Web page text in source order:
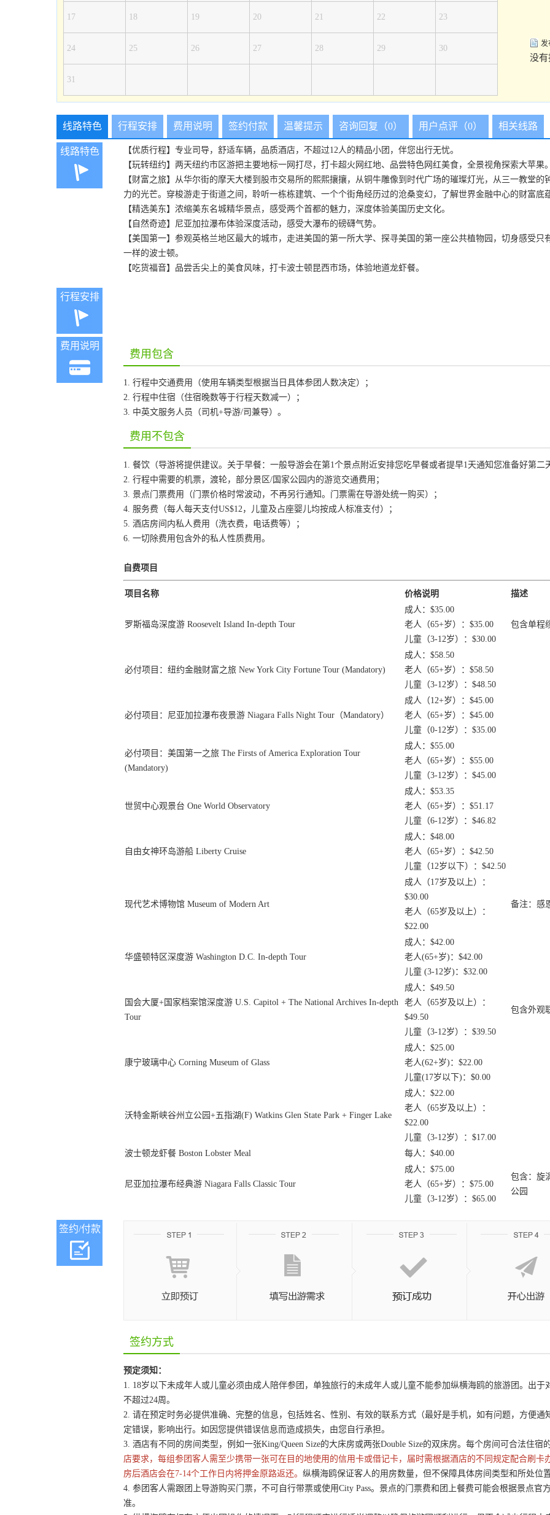
17 18 19 20 21 22 23
24 25 26 27 28 29 30
31
发
没有
线路特色 行程安排 费用说明 签约付款 温馨提示 咨询回复（0） 用户点评（0） 相关线路
线路特色
【优质行程】专业司导，舒适车辆，品质酒店，不超过12人的精品小团，伴您出行无忧。
【玩转纽约】两天纽约市区游把主要地标一网打尽，打卡超火网红地、品尝特色网红美食，全景视角探索大苹果。
【财富之旅】从华尔街的摩天大楼到股市交易所的熙熙攘攘，从铜牛雕像到时代广场的璀璨灯光，从三一教堂
力的光芒。穿梭游走于街道之间，聆听一栋栋建筑、一个个街角经历过的沧桑变幻，了解世界金融中心的财富底
【精选美东】浓缩美东名城精华景点，感受两个首都的魅力，深度体验美国历史文化。
【自然奇迹】尼亚加拉瀑布体验深度活动，感受大瀑布的磅礴气势。
【美国第一】参观英格兰地区最大的城市，走进美国的第一所大学、探寻美国的第一座公共植物园，切身感受
一样的波士顿。
【吃货福音】品尝舌尖上的美食风味，打卡波士顿昆西市场，体验地道龙虾餐。
行程安排
费用说明
费用包含
1. 行程中交通费用（使用车辆类型根据当日具体参团人数决定）；
2. 行程中住宿（住宿晚数等于行程天数减一）；
3. 中英文服务人员（司机+导游/司兼导）。
费用不包含
1. 餐饮（导游将提供建议。关于早餐：一般导游会在第1个景点附近安排您吃早餐或者提早1天通知您准备好第二
2. 行程中需要的机票，渡轮，部分景区/国家公园内的游览交通费用；
3. 景点门票费用（门票价格时常波动，不再另行通知。门票需在导游处统一购买）；
4. 服务费（每人每天支付US$12，儿童及占座婴儿均按成人标准支付）；
5. 酒店房间内私人费用（洗衣费，电话费等）；
6. 一切除费用包含外的私人性质费用。
自费项目
项目名称 价格说明 描述
罗斯福岛深度游 Roosevelt Island In-depth Tour
成人：$35.00
老人（65+岁）：$35.00
儿童（3-12岁）：$30.00
包含单程
必付项目：纽约金融财富之旅 New York City Fortune Tour (Mandatory)
成人：$58.50
老人（65+岁）：$58.50
儿童（3-12岁）：$48.50
必付项目：尼亚加拉瀑布夜景游 Niagara Falls Night Tour（Mandatory）
成人（12+岁）：$45.00
老人（65+岁）：$45.00
儿童（0-12岁）：$35.00
必付项目：美国第一之旅 The Firsts of America Exploration Tour
(Mandatory)
成人：$55.00
老人（65+岁）：$55.00
儿童（3-12岁）：$45.00
世贸中心观景台 One World Observatory
成人：$53.35
老人（65+岁）：$51.17
儿童（6-12岁）：$46.82
自由女神环岛游船 Liberty Cruise
成人：$48.00
老人（65+岁）：$42.50
儿童（12岁以下）：$42.50
现代艺术博物馆 Museum of Modern Art
成人（17岁及以上）：
$30.00
老人（65岁及以上）：
$22.00
备注：感
华盛顿特区深度游 Washington D.C. In-depth Tour
成人：$42.00
老人(65+岁)：$42.00
儿童 (3-12岁)：$32.00
国会大厦+国家档案馆深度游 U.S. Capitol + The National Archives In-depth
Tour
成人：$49.50
老人（65岁及以上）：
$49.50
儿童（3-12岁）：$39.50
包含外观
康宁玻璃中心 Corning Museum of Glass
成人：$25.00
老人(62+岁)：$22.00
儿童(17岁以下)：$0.00
沃特金斯峡谷州立公园+五指湖(F) Watkins Glen State Park + Finger Lake
成人：$22.00
老人（65岁及以上）：
$22.00
儿童（3-12岁）：$17.00
波士顿龙虾餐 Boston Lobster Meal
每人：$40.00
尼亚加拉瀑布经典游 Niagara Falls Classic Tour
成人：$75.00
老人（65+岁）：$75.00
儿童（3-12岁）：$65.00
包含：旋
公园
签约/付款
签约方式
预定须知：
1. 18岁以下未成年人或儿童必须由成人陪伴参团，单独旅行的未成年人或儿童不能参加纵横海鸥的旅游团。出
不超过24周。
2. 请在预定时务必提供准确、完整的信息，包括姓名、性别、有效的联系方式（最好是手机，如有问题，方便
定错误，影响出行。如因您提供错误信息而造成损失，由您自行承担。
3. 酒店有不同的房间类型，例如一张King/Queen Size的大床房或两张Double Size的双床房。每个房间可合法住宿
店要求，每组参团客人需至少携带一张可在目的地使用的信用卡或借记卡，届时需根据酒店的不同规定配合刷
房后酒店会在7-14个工作日内将押金原路返还。 纵横海鸥保证客人的用房数量，但不保障具体房间类型和所处位
4. 参团客人需跟团上导游购买门票，不可自行带票或使用City Pass。景点的门票费和团上餐费可能会根据景点官
准。